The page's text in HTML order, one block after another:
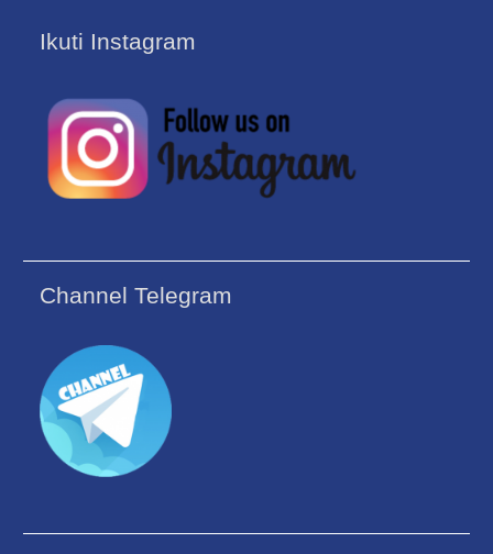
Ikuti Instagram
Channel Telegram